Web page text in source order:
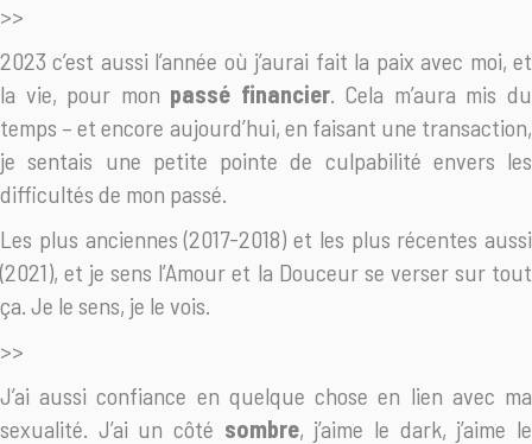
>>
2023 c’est aussi l’année où j’aurai fait la paix avec moi, et
la vie, pour mon passé financier. Cela m’aura mis du
temps – et encore aujourd’hui, en faisant une transaction,
je sentais une petite pointe de culpabilité envers les
difficultés de mon passé.
Les plus anciennes (2017-2018) et les plus récentes aussi
(2021), et je sens l’Amour et la Douceur se verser sur tout
ça. Je le sens, je le vois.
>>
J’ai aussi confiance en quelque chose en lien avec ma
sexualité. J’ai un côté sombre, j’aime le dark, j’aime le